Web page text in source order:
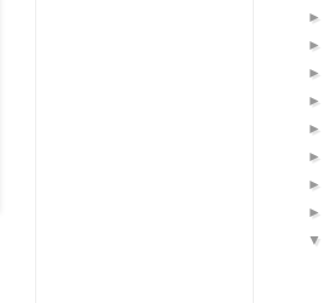
►
►
►
►
►
►
►
►
▼